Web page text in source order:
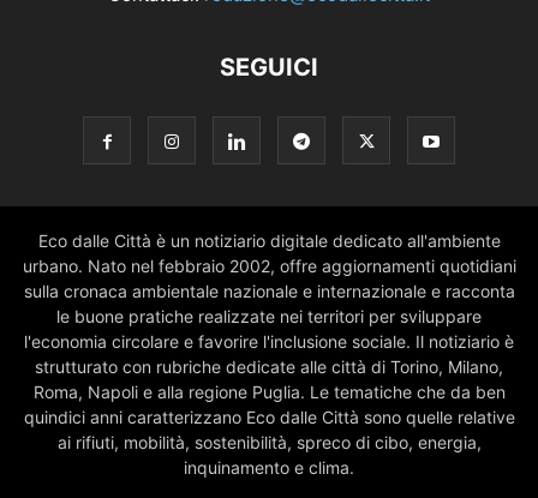
SEGUICI
Eco dalle Città è un notiziario digitale dedicato all'ambiente
urbano. Nato nel febbraio 2002, offre aggiornamenti quotidiani
sulla cronaca ambientale nazionale e internazionale e racconta
le buone pratiche realizzate nei territori per sviluppare
l'economia circolare e favorire l'inclusione sociale. Il notiziario è
strutturato con rubriche dedicate alle città di Torino, Milano,
Roma, Napoli e alla regione Puglia. Le tematiche che da ben
quindici anni caratterizzano Eco dalle Città sono quelle relative
ai rifiuti, mobilità, sostenibilità, spreco di cibo, energia,
inquinamento e clima.